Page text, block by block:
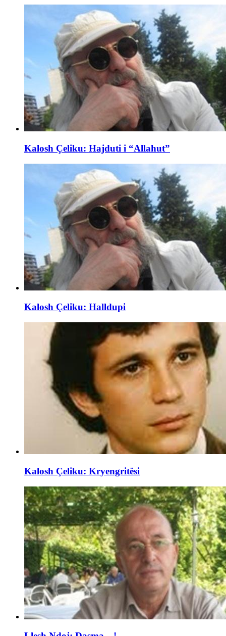
Kalosh Çeliku: Hajduti i “Allahut”
Kalosh Çeliku: Halldupi
Kalosh Çeliku: Kryengritësi